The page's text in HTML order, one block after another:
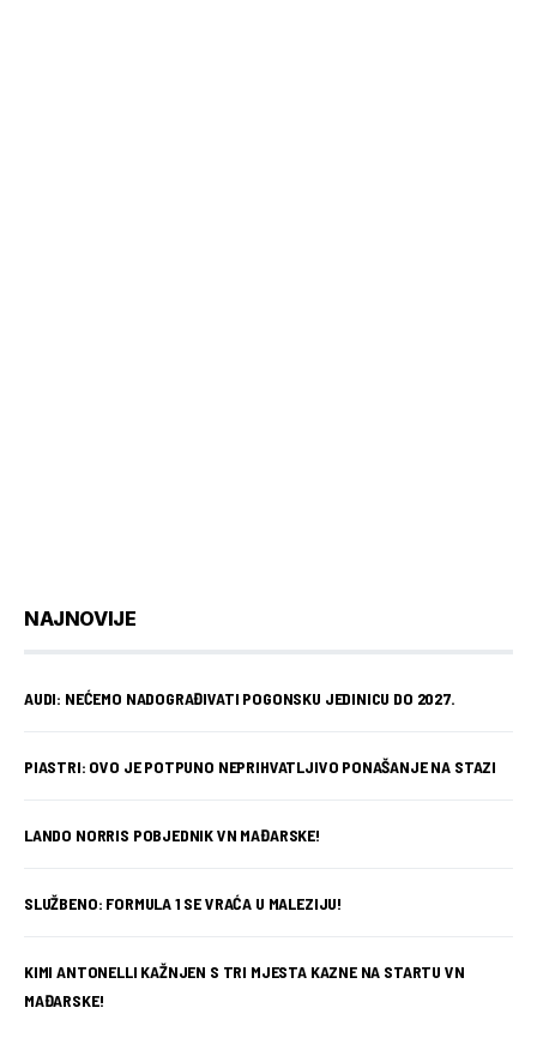
NAJNOVIJE
AUDI: NEĆEMO NADOGRAĐIVATI POGONSKU JEDINICU DO 2027.
PIASTRI: OVO JE POTPUNO NEPRIHVATLJIVO PONAŠANJE NA STAZI
LANDO NORRIS POBJEDNIK VN MAĐARSKE!
SLUŽBENO: FORMULA 1 SE VRAĆA U MALEZIJU!
KIMI ANTONELLI KAŽNJEN S TRI MJESTA KAZNE NA STARTU VN
MAĐARSKE!